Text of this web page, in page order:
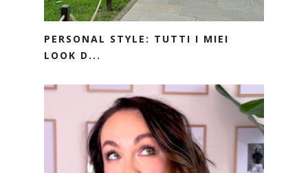
PERSONAL STYLE: TUTTI I MIEI
LOOK D...